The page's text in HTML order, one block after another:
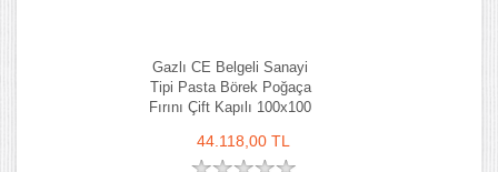
Gazlı CE Belgeli Sanayi
Tipi Pasta Börek Poğaça
Fırını Çift Kapılı 100x100
44.118,00 TL